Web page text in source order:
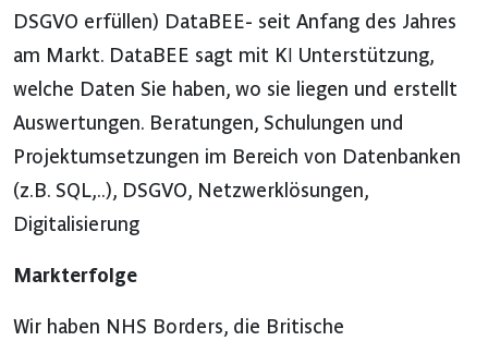
DSGVO erfüllen) DataBEE- seit Anfang des Jahres
am Markt. DataBEE sagt mit KI Unterstützung,
welche Daten Sie haben, wo sie liegen und erstellt
Auswertungen. Beratungen, Schulungen und
Projektumsetzungen im Bereich von Datenbanken
(z.B. SQL,..), DSGVO, Netzwerklösungen,
Digitalisierung
Markterfolge
Wir haben NHS Borders, die Britische